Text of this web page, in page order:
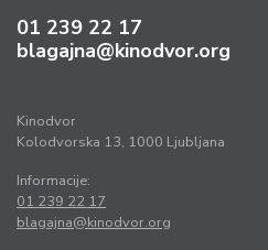
01 239 22 17
blagajna@kinodvor.org
Kinodvor
Kolodvorska 13, 1000 Ljubljana
Informacije:
01 239 22 17
blagajna@kinodvor.org